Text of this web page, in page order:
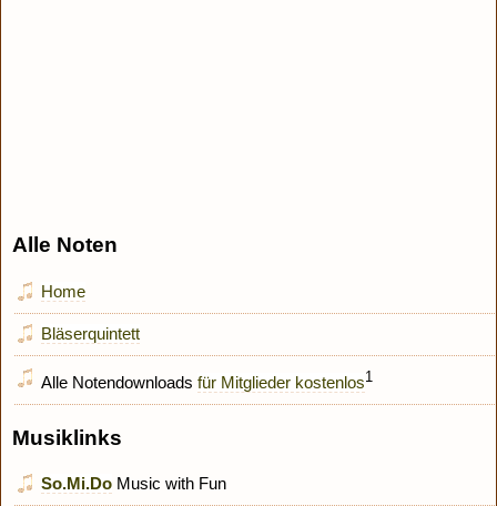
Alle Noten
Home
Bläserquintett
Alle Notendownloads für Mitglieder kostenlos1
Musiklinks
So.Mi.Do Music with Fun